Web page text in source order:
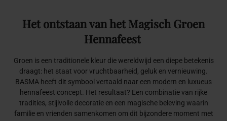
Het ontstaanvanhet Magisch Groen
Hennafeest
Groen is een traditionele kleur die wereldwijd een diepe betekenis
draagt: het staat voor vruchtbaarheid, geluk en vernieuwing.
BASMA heeft dit symbool vertaald naar een modern en luxueus
hennafeest concept. Het resultaat? Een combinatie van rijke
tradities, stijlvolle decoratie en een magische beleving waarin
familie en vrienden samenkomen om dit bijzondere moment met